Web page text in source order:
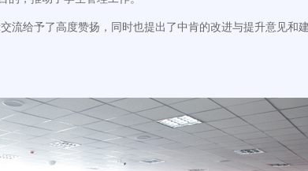
给予了高度赞扬，同时也提出了中肯的改进与提升意见和